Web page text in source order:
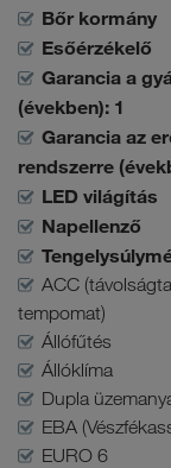
Bőr kormány
Esőérzékelő
Garancia a
(években): 1
Garancia az
rendszerre
LED világítás
Napellenző
ACC
tempomat)
Állófűtés
Állóklíma
Dupla
EBA
EURO 6